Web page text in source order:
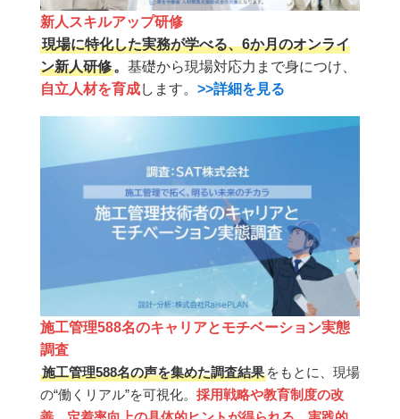
新人スキルアップ研修
現場に特化した実務が学べる、6か月のオンライ
ン新人研修。 基礎から現場対応力まで身につけ、
自立人材を育成します。 >>詳細を見る
施工管理588名のキャリアとモチベーション実態
調査
施工管理588名の声を集めた調査結果をもとに、現場
の“働くリアル”を可視化。 採用戦略や教育制度の改